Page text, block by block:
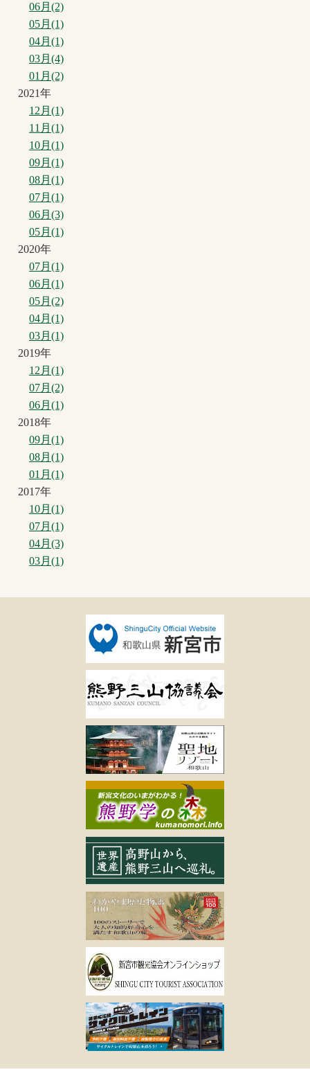
06月(2)
05月(1)
04月(1)
03月(4)
01月(2)
2021年
12月(1)
11月(1)
10月(1)
09月(1)
08月(1)
07月(1)
06月(3)
05月(1)
2020年
07月(1)
06月(1)
05月(2)
04月(1)
03月(1)
2019年
12月(1)
07月(2)
06月(1)
2018年
09月(1)
08月(1)
01月(1)
2017年
10月(1)
07月(1)
04月(3)
03月(1)